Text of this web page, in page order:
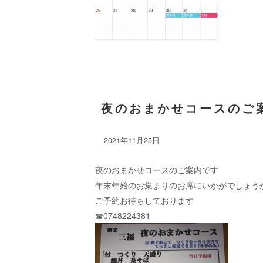
夜のおまかせコースのご
2021年11月25日
夜のおまかせコースのご案内です
年末年始のお集まりのお席にいかがでしょう
ご予約お待ちしております
☎︎0748224381